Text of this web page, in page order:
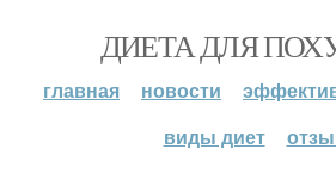
ДИЕТА ДЛЯ
главная новости
виды диет